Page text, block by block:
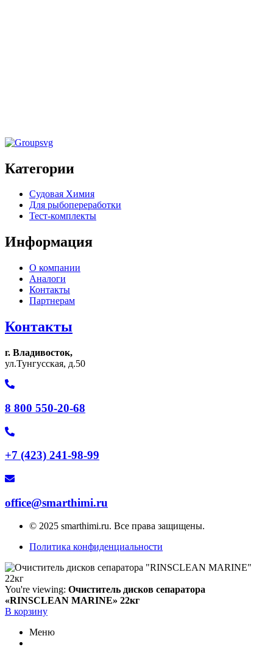
Категории
Судовая Химия
Для рыбопереработки
Тест-комплекты
Информация
О компании
Аналоги
Контакты
Партнерам
Контакты
г. Владивосток,
ул.Тунгусская, д.50
8 800 550-20-68
+7 (423) 241-98-99
office@smarthimi.ru
© 2025 smarthimi.ru. Все права защищены.
Политика конфиденциальности
You're viewing: Очиститель дисков сепаратора
«RINSCLEAN MARINE» 22кг
В корзину
Меню